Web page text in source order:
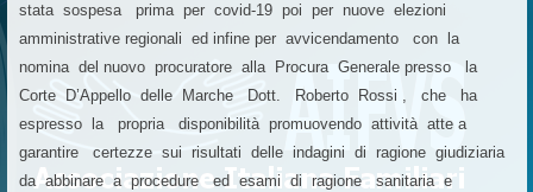
stata sospesa prima per covid-19 poi per nuove elezioni
amministrative regionali ed infine per avvicendamento con la
nomina del nuovo procuratore alla Procura Generale presso la
Corte D’Appello delle Marche Dott. Roberto Rossi , che ha
espresso la propria disponibilità promuovendo attività atte a
garantire certezze sui risultati delle indagini di ragione giudiziaria
da abbinare a procedure ed esami di ragione sanitaria e